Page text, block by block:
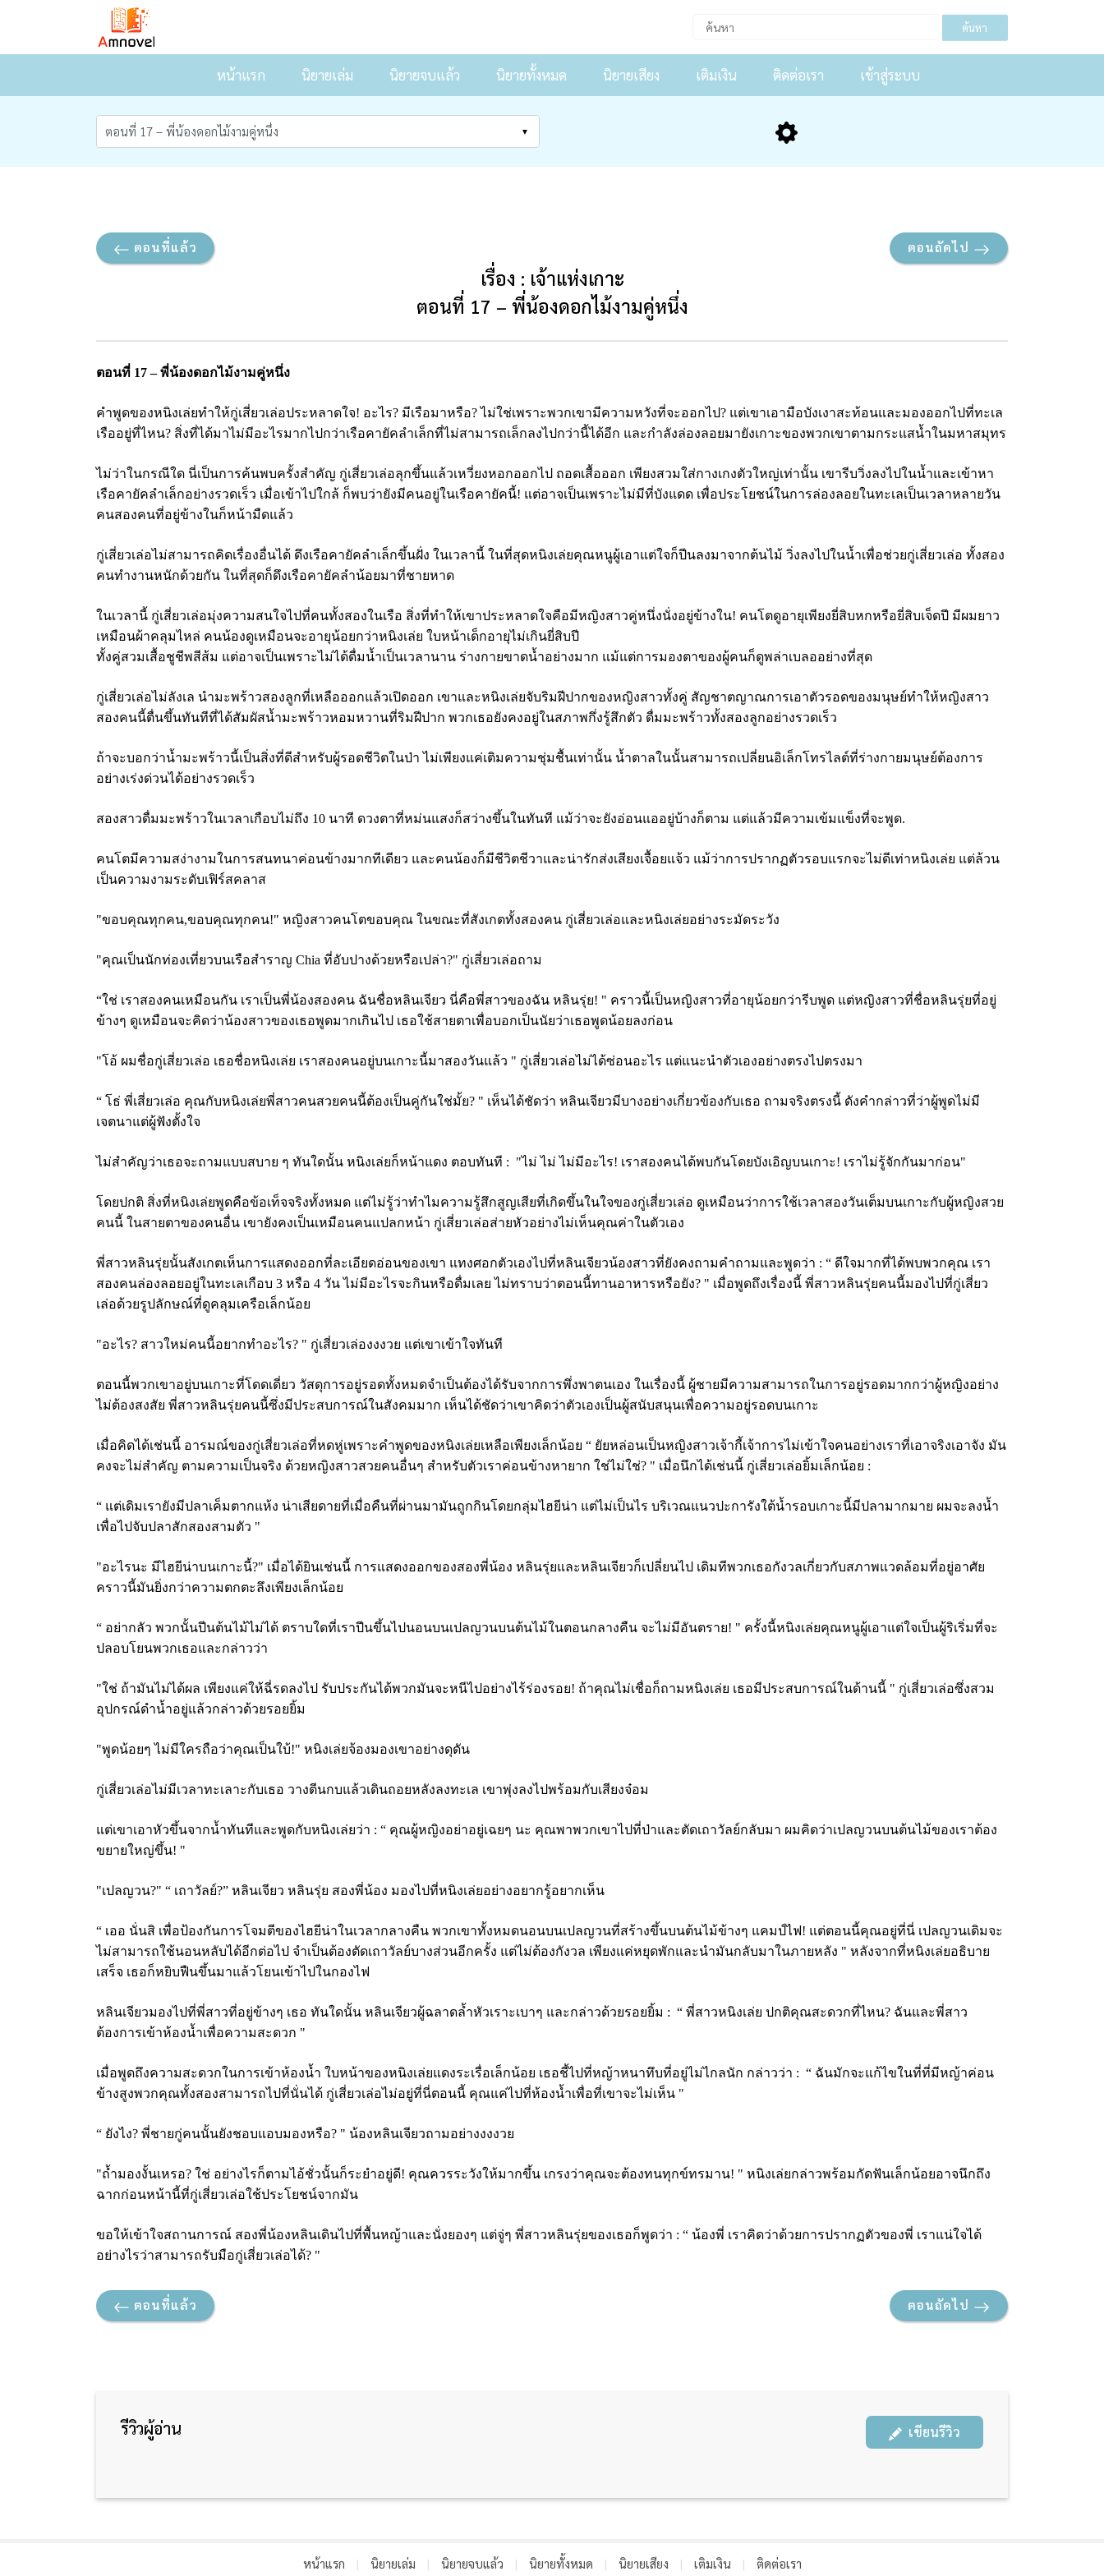
ค้นหา
หน้าแรก นิยายเล่ม นิยายจบแล้ว นิยายทั้งหมด นิยายเสียง เติมเงิน ติดต่อเรา เข้าสู่ระบบ
ตอนที่แล้ว ตอนถัดไป
เรื่อง : เจ้าแห่งเกาะ
ตอนที่ 17 – พี่น้องดอกไม้งามคู่หนึ่ง
ตอนที่ 17 – พี่น้องดอกไม้งามคู่หนึ่ง
คำพูดของหนิงเล่ยทำให้กู่เสี่ยวเล่อประหลาดใจ! อะไร? มีเรือมาหรือ? ไม่ใช่เพราะพวกเขามีความหวังที่จะออกไป? แต่เขาเอามือบังเงาสะท้อนและมองออกไปที่ทะเล
เรืออยู่ที่ไหน? สิ่งที่ได้มาไม่มีอะไรมากไปกว่าเรือคายัคลำเล็กที่ไม่สามารถเล็กลงไปกว่านี้ได้อีก และกำลังล่องลอยมายังเกาะของพวกเขาตามกระแสน้ำในมหาสมุทร
ไม่ว่าในกรณีใด นี่เป็นการค้นพบครั้งสำคัญ กู่เสี่ยวเล่อลุกขึ้นแล้วเหวี่ยงหอกออกไป ถอดเสื้อออก เพียงสวมใส่กางเกงตัวใหญ่เท่านั้น เขารีบวิ่งลงไปในน้ำและเข้าหา
เรือคายัคลำเล็กอย่างรวดเร็ว เมื่อเข้าไปใกล้ ก็พบว่ายังมีคนอยู่ในเรือคายัคนี้! แต่อาจเป็นเพราะไม่มีที่บังแดด เพื่อประโยชน์ในการล่องลอยในทะเลเป็นเวลาหลายวัน
คนสองคนที่อยู่ข้างในก็หน้ามืดแล้ว
กู่เสี่ยวเล่อไม่สามารถคิดเรื่องอื่นได้ ดึงเรือคายัคลำเล็กขึ้นฝั่ง ในเวลานี้ ในที่สุดหนิงเล่ยคุณหนูผู้เอาแต่ใจก็ปีนลงมาจากต้นไม้ วิ่งลงไปในน้ำเพื่อช่วยกู่เสี่ยวเล่อ ทั้งสอง
คนทำงานหนักด้วยกัน ในที่สุดก็ดึงเรือคายัคลำน้อยมาที่ชายหาด
ในเวลานี้ กู่เสี่ยวเล่อมุ่งความสนใจไปที่คนทั้งสองในเรือ สิ่งที่ทำให้เขาประหลาดใจคือมีหญิงสาวคู่หนึ่งนั่งอยู่ข้างใน! คนโตดูอายุเพียงยี่สิบหกหรือยี่สิบเจ็ดปี มีผมยาว
เหมือนผ้าคลุมไหล่ คนน้องดูเหมือนจะอายุน้อยกว่าหนิงเล่ย ใบหน้าเด็กอายุไม่เกินยี่สิบปี
ทั้งคู่สวมเสื้อชูชีพสีส้ม แต่อาจเป็นเพราะไม่ได้ดื่มน้ำเป็นเวลานาน ร่างกายขาดน้ำอย่างมาก แม้แต่การมองตาของผู้คนก็ดูพล่าเบลออย่างที่สุด
กู่เสี่ยวเล่อไม่ลังเล นำมะพร้าวสองลูกที่เหลือออกแล้วเปิดออก เขาและหนิงเล่ยจับริมฝีปากของหญิงสาวทั้งคู่ สัญชาตญาณการเอาตัวรอดของมนุษย์ทำให้หญิงสาว
สองคนนี้ตื่นขึ้นทันทีที่ได้สัมผัสน้ำมะพร้าวหอมหวานที่ริมฝีปาก พวกเธอยังคงอยู่ในสภาพกึ่งรู้สึกตัว ดื่มมะพร้าวทั้งสองลูกอย่างรวดเร็ว
ถ้าจะบอกว่าน้ำมะพร้าวนี้เป็นสิ่งที่ดีสำหรับผู้รอดชีวิตในป่า ไม่เพียงแค่เติมความชุ่มชื้นเท่านั้น น้ำตาลในนั้นสามารถเปลี่ยนอิเล็กโทรไลต์ที่ร่างกายมนุษย์ต้องการ
อย่างเร่งด่วนได้อย่างรวดเร็ว
สองสาวดื่มมะพร้าวในเวลาเกือบไม่ถึง 10 นาที ดวงตาที่หม่นแสงก็สว่างขึ้นในทันที แม้ว่าจะยังอ่อนแออยู่บ้างก็ตาม แต่แล้วมีความเข้มแข็งที่จะพูด.
คนโตมีความสง่างามในการสนทนาค่อนข้างมากทีเดียว และคนน้องก็มีชีวิตชีวาและน่ารักส่งเสียงเจื้อยแจ้ว แม้ว่าการปรากฏตัวรอบแรกจะไม่ดีเท่าหนิงเล่ย แต่ล้วน
เป็นความงามระดับเฟิร์สคลาส
"ขอบคุณทุกคน,ขอบคุณทุกคน!" หญิงสาวคนโตขอบคุณ ในขณะที่สังเกตทั้งสองคน กู่เสี่ยวเล่อและหนิงเล่ยอย่างระมัดระวัง
"คุณเป็นนักท่องเที่ยวบนเรือสำราญ Chia ที่อับปางด้วยหรือเปล่า?" กู่เสี่ยวเล่อถาม
“ใช่ เราสองคนเหมือนกัน เราเป็นพี่น้องสองคน ฉันชื่อหลินเจียว นี่คือพี่สาวของฉัน หลินรุ่ย! " คราวนี้เป็นหญิงสาวที่อายุน้อยกว่ารีบพูด แต่หญิงสาวที่ชื่อหลินรุ่ยที่อยู่
ข้างๆ ดูเหมือนจะคิดว่าน้องสาวของเธอพูดมากเกินไป เธอใช้สายตาเพื่อบอกเป็นนัยว่าเธอพูดน้อยลงก่อน
"โอ้ ผมชื่อกู่เสี่ยวเล่อ เธอชื่อหนิงเล่ย เราสองคนอยู่บนเกาะนี้มาสองวันแล้ว " กู่เสี่ยวเล่อไม่ได้ซ่อนอะไร แต่แนะนำตัวเองอย่างตรงไปตรงมา
“ โธ่ พี่เสี่ยวเล่อ คุณกับหนิงเล่ยพี่สาวคนสวยคนนี้ต้องเป็นคู่กันใช่มั้ย? " เห็นได้ชัดว่า หลินเจียวมีบางอย่างเกี่ยวข้องกับเธอ ถามจริงตรงนี้ ดังคำกล่าวที่ว่าผู้พูดไม่มี
เจตนาแต่ผู้ฟังตั้งใจ
ไม่สำคัญว่าเธอจะถามแบบสบาย ๆ ทันใดนั้น หนิงเล่ยก็หน้าแดง ตอบทันที : "ไม่ ไม่ ไม่มีอะไร! เราสองคนได้พบกันโดยบังเอิญบนเกาะ! เราไม่รู้จักกันมาก่อน"
โดยปกติ สิ่งที่หนิงเล่ยพูดคือข้อเท็จจริงทั้งหมด แต่ไม่รู้ว่าทำไมความรู้สึกสูญเสียที่เกิดขึ้นในใจของกู่เสี่ยวเล่อ ดูเหมือนว่าการใช้เวลาสองวันเต็มบนเกาะกับผู้หญิงสวย
คนนี้ ในสายตาของคนอื่น เขายังคงเป็นเหมือนคนแปลกหน้า กู่เสี่ยวเล่อส่ายหัวอย่างไม่เห็นคุณค่าในตัวเอง
พี่สาวหลินรุ่ยนั้นสังเกตเห็นการแสดงออกที่ละเอียดอ่อนของเขา แทงศอกตัวเองไปที่หลินเจียวน้องสาวที่ยังคงถามคำถามและพูดว่า : “ ดีใจมากที่ได้พบพวกคุณ เรา
สองคนล่องลอยอยู่ในทะเลเกือบ 3 หรือ 4 วัน ไม่มีอะไรจะกินหรือดื่มเลย ไม่ทราบว่าตอนนี้ทานอาหารหรือยัง? " เมื่อพูดถึงเรื่องนี้ พี่สาวหลินรุ่ยคนนี้มองไปที่กู่เสี่ยว
เล่อด้วยรูปลักษณ์ที่ดูคลุมเครือเล็กน้อย
"อะไร? สาวใหม่คนนี้อยากทำอะไร? " กู่เสี่ยวเล่องงงวย แต่เขาเข้าใจทันที
ตอนนี้พวกเขาอยู่บนเกาะที่โดดเดี่ยว วัสดุการอยู่รอดทั้งหมดจำเป็นต้องได้รับจากการพึ่งพาตนเอง ในเรื่องนี้ ผู้ชายมีความสามารถในการอยู่รอดมากกว่าผู้หญิงอย่าง
ไม่ต้องสงสัย พี่สาวหลินรุ่ยคนนี้ซึ่งมีประสบการณ์ในสังคมมาก เห็นได้ชัดว่าเขาคิดว่าตัวเองเป็นผู้สนับสนุนเพื่อความอยู่รอดบนเกาะ
เมื่อคิดได้เช่นนี้ อารมณ์ของกู่เสี่ยวเล่อที่หดหู่เพราะคำพูดของหนิงเล่ยเหลือเพียงเล็กน้อย “ ยัยหล่อนเป็นหญิงสาวเจ้ากี้เจ้าการไม่เข้าใจคนอย่างเราที่เอาจริงเอาจัง มัน
คงจะไม่สำคัญ ตามความเป็นจริง ด้วยหญิงสาวสวยคนอื่นๆ สำหรับตัวเราค่อนข้างหายาก ใช่ไม่ใช่? " เมื่อนึกได้เช่นนี้ กู่เสี่ยวเล่อยิ้มเล็กน้อย :
“ แต่เดิมเรายังมีปลาเค็มตากแห้ง น่าเสียดายที่เมื่อคืนที่ผ่านมามันถูกกินโดยกลุ่มไฮยีน่า แต่ไม่เป็นไร บริเวณแนวปะการังใต้น้ำรอบเกาะนี้มีปลามากมาย ผมจะลงน้ำ
เพื่อไปจับปลาสักสองสามตัว "
"อะไรนะ มีไฮยีน่าบนเกาะนี้?" เมื่อได้ยินเช่นนี้ การแสดงออกของสองพี่น้อง หลินรุ่ยและหลินเจียวก็เปลี่ยนไป เดิมทีพวกเธอกังวลเกี่ยวกับสภาพแวดล้อมที่อยู่อาศัย
คราวนี้มันยิ่งกว่าความตกตะลึงเพียงเล็กน้อย
“ อย่ากลัว พวกนั้นปีนต้นไม้ไม่ได้ ตราบใดที่เราปีนขึ้นไปนอนบนเปลญวนบนต้นไม้ในตอนกลางคืน จะไม่มีอันตราย! " ครั้งนี้หนิงเล่ยคุณหนูผู้เอาแต่ใจเป็นผู้ริเริ่มที่จะ
ปลอบโยนพวกเธอและกล่าวว่า
"ใช่ ถ้ามันไม่ได้ผล เพียงแค่ให้ฉี่รดลงไป รับประกันได้พวกมันจะหนีไปอย่างไร้ร่องรอย! ถ้าคุณไม่เชื่อก็ถามหนิงเล่ย เธอมีประสบการณ์ในด้านนี้ " กู่เสี่ยวเล่อซึ่งสวม
อุปกรณ์ดำน้ำอยู่แล้วกล่าวด้วยรอยยิ้ม
"พูดน้อยๆ ไม่มีใครถือว่าคุณเป็นใบ้!" หนิงเล่ยจ้องมองเขาอย่างดุดัน
กู่เสี่ยวเล่อไม่มีเวลาทะเลาะกับเธอ วางตีนกบแล้วเดินถอยหลังลงทะเล เขาพุ่งลงไปพร้อมกับเสียงจ๋อม
แต่เขาเอาหัวขึ้นจากน้ำทันทีและพูดกับหนิงเล่ยว่า : “ คุณผู้หญิงอย่าอยู่เฉยๆ นะ คุณพาพวกเขาไปที่ป่าและตัดเถาวัลย์กลับมา ผมคิดว่าเปลญวนบนต้นไม้ของเราต้อง
ขยายใหญ่ขึ้น! "
"เปลญวน?" “ เถาวัลย์?” หลินเจียว หลินรุ่ย สองพี่น้อง มองไปที่หนิงเล่ยอย่างอยากรู้อยากเห็น
“ เออ นั่นสิ เพื่อป้องกันการโจมตีของไฮยีน่าในเวลากลางคืน พวกเขาทั้งหมดนอนบนเปลญวนที่สร้างขึ้นบนต้นไม้ข้างๆ แคมป์ไฟ! แต่ตอนนี้คุณอยู่ที่นี่ เปลญวนเดิมจะ
ไม่สามารถใช้นอนหลับได้อีกต่อไป จำเป็นต้องตัดเถาวัลย์บางส่วนอีกครั้ง แต่ไม่ต้องกังวล เพียงแค่หยุดพักและนำมันกลับมาในภายหลัง " หลังจากที่หนิงเล่ยอธิบาย
เสร็จ เธอก็หยิบฟืนขึ้นมาแล้วโยนเข้าไปในกองไฟ
หลินเจียวมองไปที่พี่สาวที่อยู่ข้างๆ เธอ ทันใดนั้น หลินเจียวผู้ฉลาดล้ำหัวเราะเบาๆ และกล่าวด้วยรอยยิ้ม : “ พี่สาวหนิงเล่ย ปกติคุณสะดวกที่ไหน? ฉันและพี่สาว
ต้องการเข้าห้องน้ำเพื่อความสะดวก "
เมื่อพูดถึงความสะดวกในการเข้าห้องน้ำ ใบหน้าของหนิงเล่ยแดงระเรื่อเล็กน้อย เธอชี้ไปที่หญ้าหนาทึบที่อยู่ไม่ไกลนัก กล่าวว่า : “ ฉันมักจะแก้ไขในที่ที่มีหญ้าค่อน
ข้างสูงพวกคุณทั้งสองสามารถไปที่นั่นได้ กู่เสี่ยวเล่อไม่อยู่ที่นี่ตอนนี้ คุณแค่ไปที่ห้องน้ำเพื่อที่เขาจะไม่เห็น "
“ ยังไง? พี่ชายกู่คนนั้นยังชอบแอบมองหรือ? " น้องหลินเจียวถามอย่างงงงวย
"ถ้ำมองงั้นเหรอ? ใช่ อย่างไรก็ตามไอ้ชั่วนั้นก็ระยำอยู่ดี! คุณควรระวังให้มากขึ้น เกรงว่าคุณจะต้องทนทุกข์ทรมาน! " หนิงเล่ยกล่าวพร้อมกัดฟันเล็กน้อยอาจนึกถึง
ฉากก่อนหน้านี้ที่กู่เสี่ยวเล่อใช้ประโยชน์จากมัน
ขอให้เข้าใจสถานการณ์ สองพี่น้องหลินเดินไปที่พื้นหญ้าและนั่งยองๆ แต่จู่ๆ พี่สาวหลินรุ่ยของเธอก็พูดว่า : “ น้องพี่ เราคิดว่าด้วยการปรากฏตัวของพี่ เราแน่ใจได้
อย่างไรว่าสามารถรับมือกู่เสี่ยวเล่อได้? "
ตอนที่แล้ว ตอนถัดไป
รีวิวผู้อ่าน เขียนรีวิว
หน้าแรก | นิยายเล่ม | นิยายจบแล้ว | นิยายทั้งหมด | นิยายเสียง | เติมเงิน | ติดต่อเรา